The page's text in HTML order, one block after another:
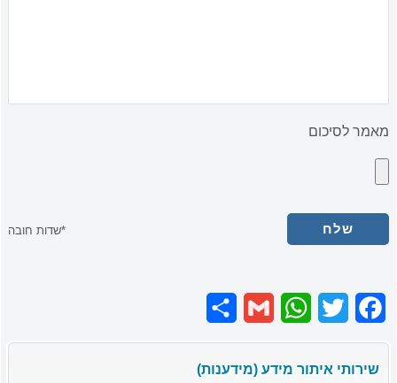
Facebook
Twitter
WhatsApp
Gmail
שירותי איתור מידע (מידענות)
מאמר לסיכום
*שדות חובה